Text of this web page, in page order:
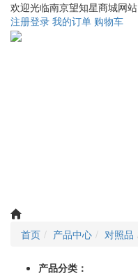
欢迎光临南京望知星商城网站
注册登录 我的订单 购物车
首页 产品中心 对照品
产品分类：